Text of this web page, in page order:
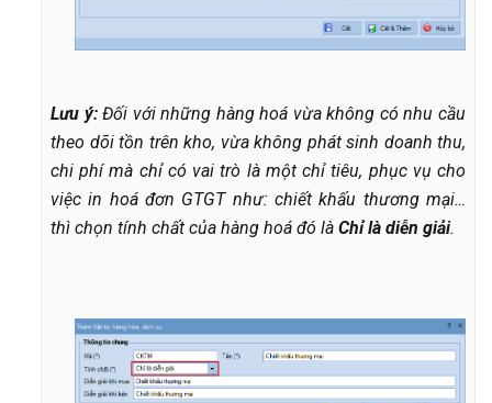
Lưu ý:Đối với những hàng hoá vừa không có nhu cầu
theo dõi tồn trên kho, vừa không phát sinh doanh thu,
chi phí mà chỉ có vai trò là một chỉ tiêu, phục vụ cho
việc in hoá đơn GTGT như: chiết khấu thương mại…
thì chọn tính chất của hàng hoá đó là Chỉ là diễn giải.